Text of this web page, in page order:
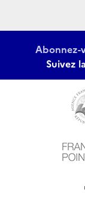
Abonnez-
Suivez